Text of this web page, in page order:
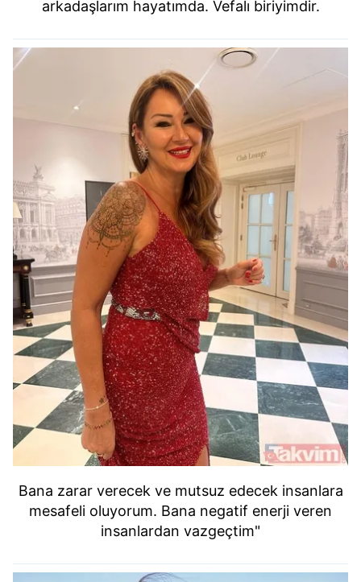
arkadaşlarım hayatımda. Vefalı biriyimdir.
Bana zarar verecek ve mutsuz edecek insanlara
mesafeli oluyorum. Bana negatif enerji veren
insanlardan vazgeçtim"